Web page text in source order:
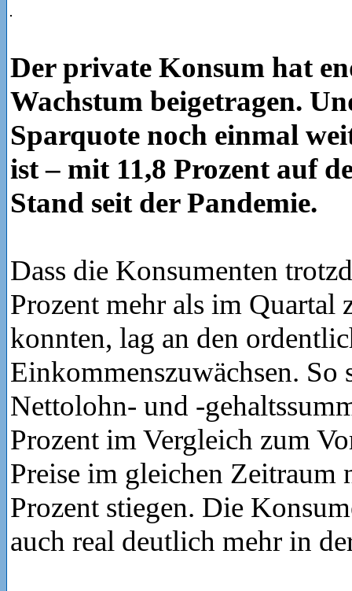
Der private Konsum hat
Wachstum beigetragen.
Sparquote noch einmal
ist – mit 11,8 Prozent auf
Stand seit der Pandemie.
Dass die Konsumenten
Prozent mehr als im Quartal
konnten, lag an den
Einkommenszuwächsen. So
Nettolohn- und -
Prozent im Vergleich zum
Preise im gleichen Zeitraum
Prozent stiegen. Die
auch real deutlich mehr in